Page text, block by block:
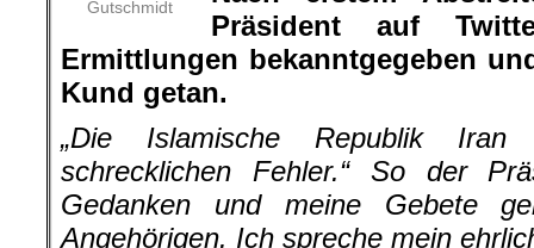
Gutschmidt
Präsident auf
Ermittlungen bekanntgegeben
Kund getan.
„Die Islamische Republik
schrecklichen Fehler.“ So der
Gedanken und meine Gebete
Angehörigen. Ich spreche mein